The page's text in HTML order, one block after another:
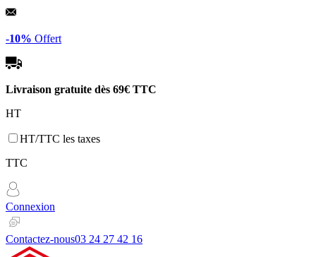
Panneau de gestion des cookies
-10% Offert
Livraison gratuite dès 69€ TTC
HT
HT/TTC les taxes
TTC
Connexion
Contactez-nous03 24 27 42 16